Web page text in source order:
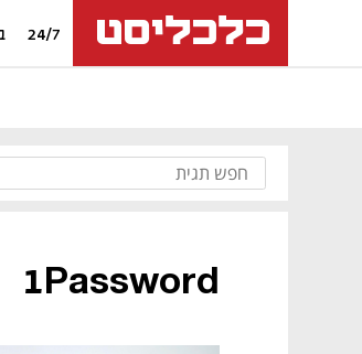
24/7
1Password